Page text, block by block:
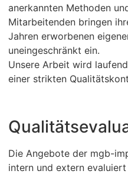
anerkannten Methoden
Mitarbeitenden bringen
Jahren erworbenen
uneingeschränkt ein.
Unsere Arbeit wird
einer strikten
Die Angebote der mgb-
intern und extern